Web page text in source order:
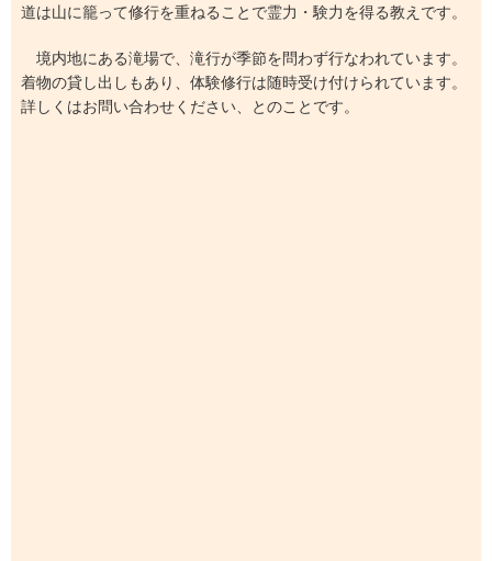
道は山に籠って修行を重ねることで霊力・験力を得る教えです。
境内地にある滝場で、滝行が季節を問わず行なわれています。
着物の貸し出しもあり、体験修行は随時受け付けられています。
詳しくはお問い合わせください、とのことです。